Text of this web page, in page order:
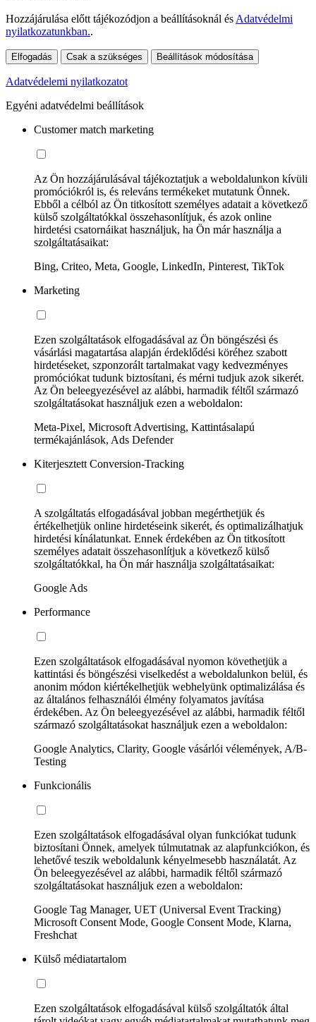
Hozzájárulása előtt tájékozódjon a beállításoknál és Adatvédelmi
nyilatkozatunkban..
Elfogadás Csak a szükséges Beállítások módosítása
Adatvédelemi nyilatkozatot
Egyéni adatvédelmi beállítások
Customer match marketing
Az Ön hozzájárulásával tájékoztatjuk a weboldalunkon kívüli
promóciókról is, és releváns termékeket mutatunk Önnek.
Ebből a célból az Ön titkosított személyes adatait a következő
külső szolgáltatókkal összehasonlítjuk, és azok online
hirdetési csatornáikat használjuk, ha Ön már használja a
szolgáltatásaikat:
Bing, Criteo, Meta, Google, LinkedIn, Pinterest, TikTok
Marketing
Ezen szolgáltatások elfogadásával az Ön böngészési és
vásárlási magatartása alapján érdeklődési köréhez szabott
hirdetéseket, szponzorált tartalmakat vagy kedvezményes
promóciókat tudunk biztosítani, és mérni tudjuk azok sikerét.
Az Ön beleegyezésével az alábbi, harmadik féltől származó
szolgáltatásokat használjuk ezen a weboldalon:
Meta-Pixel, Microsoft Advertising, Kattintásalapú
termékajánlások, Ads Defender
Kiterjesztett Conversion-Tracking
A szolgáltatás elfogadásával jobban megérthetjük és
értékelhetjük online hirdetéseink sikerét, és optimalizálhatjuk
hirdetési kínálatunkat. Ennek érdekében az Ön titkosított
személyes adatait összehasonlítjuk a következő külső
szolgáltatókkal, ha Ön már használja szolgáltatásaikat:
Google Ads
Performance
Ezen szolgáltatások elfogadásával nyomon követhetjük a
kattintási és böngészési viselkedést a weboldalunkon belül, és
anonim módon kiértékelhetjük webhelyünk optimalizálása és
az általános felhasználói élmény folyamatos javítása
érdekében. Az Ön beleegyezésével az alábbi, harmadik féltől
származó szolgáltatásokat használjuk ezen a weboldalon:
Google Analytics, Clarity, Google vásárlói vélemények, A/B-
Testing
Funkcionális
Ezen szolgáltatások elfogadásával olyan funkciókat tudunk
biztosítani Önnek, amelyek túlmutatnak az alapfunkciókon, és
lehetővé teszik weboldalunk kényelmesebb használatát. Az
Ön beleegyezésével az alábbi, harmadik féltől származó
szolgáltatásokat használjuk ezen a weboldalon:
Google Tag Manager, UET (Universal Event Tracking)
Microsoft Consent Mode, Google Consent Mode, Klarna,
Freshchat
Külső médiatartalom
Ezen szolgáltatások elfogadásával külső szolgáltatók által